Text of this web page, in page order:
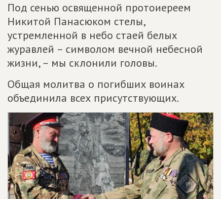
Под сенью освященной протоиереем
Никитой Панасюком стелы,
устремленной в небо стаей белых
журавлей – символом вечной небесной
жизни, – мы склонили головы.
Общая молитва о погибших воинах
объединила всех присутствующих.